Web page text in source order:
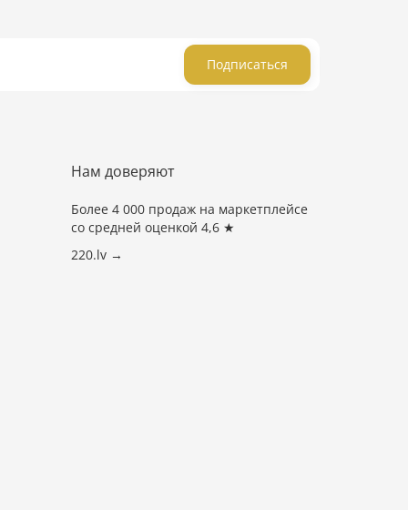
Подписаться
Нам доверяют
Более 4 000 продаж на маркетплейсе
со средней оценкой 4,6 ★
220.lv →